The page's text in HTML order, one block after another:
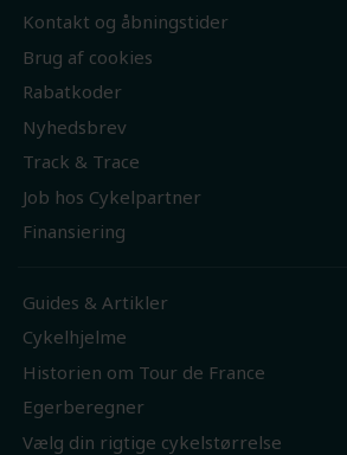
Kontakt og åbningstider
Brug af cookies
Rabatkoder
Nyhedsbrev
Track & Trace
Job hos Cykelpartner
Finansiering
Guides & Artikler
Cykelhjelme
Historien om Tour de France
Egerberegner
Vælg din rigtige cykelstørrelse